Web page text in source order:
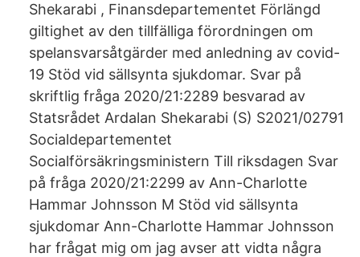
Shekarabi , Finansdepartementet Förlängd
giltighet av den tillfälliga förordningen om
spelansvarsåtgärder med anledning av covid-
19 Stöd vid sällsynta sjukdomar. Svar på
skriftlig fråga 2020/21:2289 besvarad av
Statsrådet Ardalan Shekarabi (S) S2021/02791
Socialdepartementet
Socialförsäkringsministern Till riksdagen Svar
på fråga 2020/21:2299 av Ann-Charlotte
Hammar Johnsson M Stöd vid sällsynta
sjukdomar Ann-Charlotte Hammar Johnsson
har frågat mig om jag avser att vidta några